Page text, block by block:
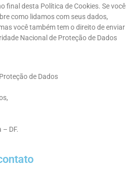
final desta Política de Cookies. Se você
como lidamos com seus dados,
você também tem o direito de enviar
Nacional de Proteção de Dados
de Dados
DF.